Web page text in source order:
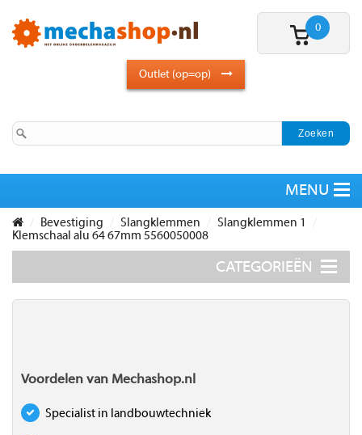
0
Outlet (op=op)
Bevestiging Slangklemmen
Slangklemmen 1
Klemschaal alu 64 67mm 5560050008
Voordelen van Mechashop.nl
Specialist in landbouwtechniek